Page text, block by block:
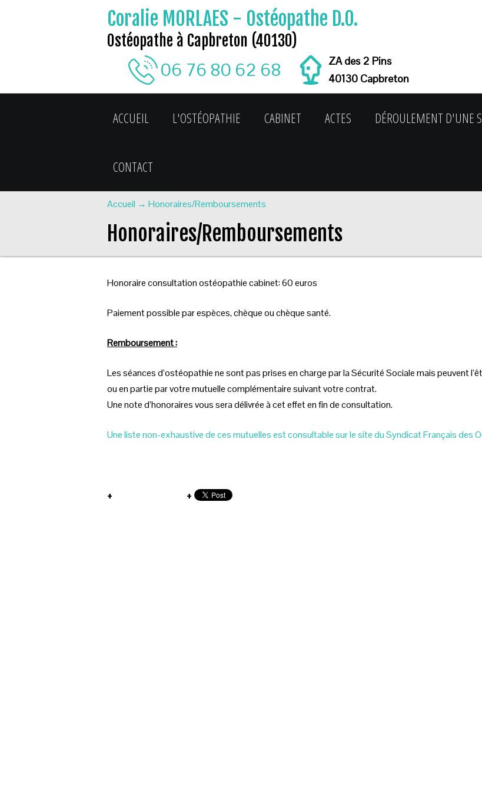
Coralie MORLAES - Ostéopathe D.O.
Ostéopathe à Capbreton (40130)
06 76 80 62 68
ZA des 2 Pins
40130 Capbreton
ACCUEIL L'OSTÉOPATHIE CABINET ACTES DÉROULEMENT D'UNE
CONTACT
Accueil → Honoraires/Remboursements
Honoraires/Remboursements
Honoraire consultation ostéopathie cabinet: 60 euros
Paiement possible par espèces, chèque ou chèque santé.
Remboursement :
Les séances d’ostéopathie ne sont pas prises en charge par la Sécurité Sociale mais peuvent
ou en partie par votre mutuelle complémentaire suivant votre contrat.
Une note d’honoraires vous sera délivrée à cet effet en fin de consultation.
Une liste non-exhaustive de ces mutuelles est consultable sur le site du Syndicat Français des